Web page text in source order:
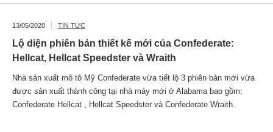
13/05/2020 TIN TỨC
Lộ diện phiên bản thiết kế mới của Confederate:
Hellcat, Hellcat Speedster và Wraith
Nhà sản xuất mô tô Mỹ Confederate vừa tiết lộ 3 phiên bản mới vừa
được sản xuất thành công tại nhà máy mới ở Alabama bao gồm:
Confederate Hellcat , Hellcat Speedster và Confederate Wraith.